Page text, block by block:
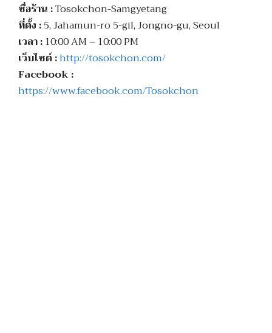
ชื่อร้าน :Tosokchon-Samgyetang
ที่ตั้ง :5, Jahamun-ro 5-gil, Jongno-gu, Seoul
เวลา :10:00 AM – 10:00 PM
เว็บไซต์ :http://tosokchon.com/
Facebook :
https://www.facebook.com/Tosokchon